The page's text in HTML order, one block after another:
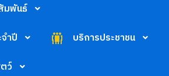
มพันธ์
ำปี
บริการประชาชน
ว์